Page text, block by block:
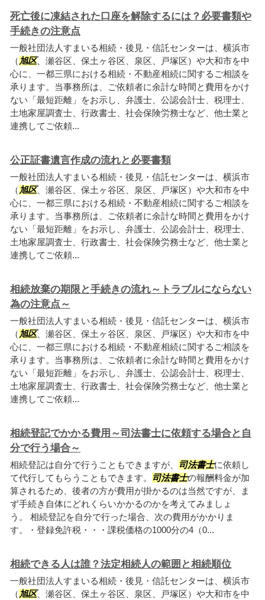
死亡後に凍結された口座を解除するには？必要書類や
手続きの注意点
一般社団法人すまいる相続・後見・信託センターは、横浜市
（ 旭区、瀬谷区、保土ヶ谷区、泉区、戸塚区）や大和市を中
心に、一都三県における相続・不動産相続に関するご相談を
承ります。当事務所は、ご依頼者に余計な時間と費用をかけ
ない「最短距離」をお示し、弁護士、公認会計士、税理士、
土地家屋調査士、行政書士、社会保険労務士など、他士業と
連携してご依頼...
公正証書遺言作成の流れと必要書類
一般社団法人すまいる相続・後見・信託センターは、横浜市
（ 旭区、瀬谷区、保土ヶ谷区、泉区、戸塚区）や大和市を中
心に、一都三県における相続・不動産相続に関するご相談を
承ります。当事務所は、ご依頼者に余計な時間と費用をかけ
ない「最短距離」をお示し、弁護士、公認会計士、税理士、
土地家屋調査士、行政書士、社会保険労務士など、他士業と
連携してご依頼...
相続放棄の期限と手続きの流れ～トラブルにならない
為の注意点～
一般社団法人すまいる相続・後見・信託センターは、横浜市
（ 旭区、瀬谷区、保土ヶ谷区、泉区、戸塚区）や大和市を中
心に、一都三県における相続・不動産相続に関するご相談を
承ります。当事務所は、ご依頼者に余計な時間と費用をかけ
ない「最短距離」をお示し、弁護士、公認会計士、税理士、
土地家屋調査士、行政書士、社会保険労務士など、他士業と
連携してご依頼...
相続登記でかかる費用～司法書士に依頼する場合と自
分で行う場合～
相続登記は自分で行うこともできますが、 司法書士に依頼し
て代行してもらうこともできます。
司法書士の報酬料金が加
算されるため、後者の方が費用が掛かるのは当然ですが、ま
ず手続き自体にどれくらいかかるのかを考えてみましょ
う。 相続登記を自分で行った場合、次の費用がかかりま
す。・登録免許税・・・課税価格の1000分の4（0...
相続できる人は誰？法定相続人の範囲と相続順位
一般社団法人すまいる相続・後見・信託センターは、横浜市
（ 旭区、瀬谷区、保土ヶ谷区、泉区、戸塚区）や大和市を中